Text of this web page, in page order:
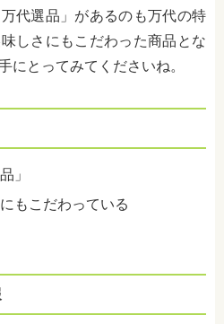
代選品」があるのも万代の特
しさにもこだわった商品とな
にとってみてくださいね。
」
もこだわっている